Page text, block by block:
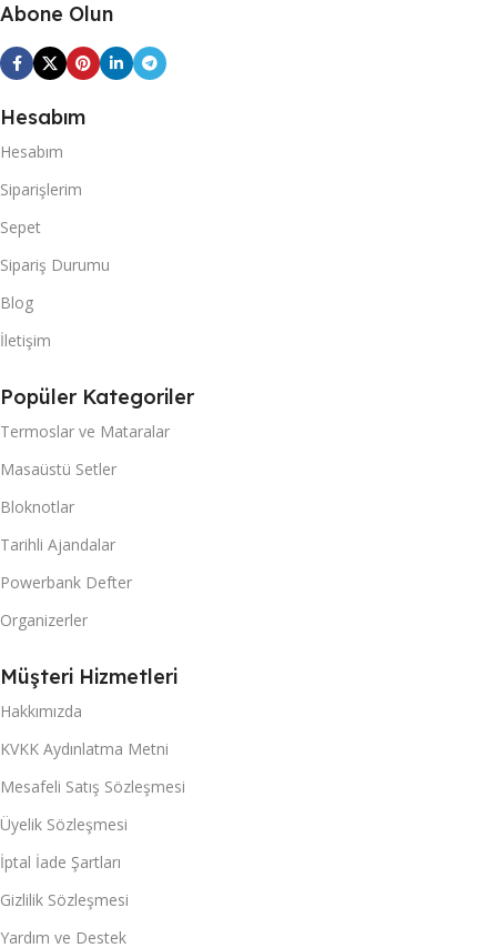
Abone Olun
Hesabım
Hesabım
Siparişlerim
Sepet
Sipariş Durumu
Blog
İletişim
Popüler Kategoriler
Termoslar ve Mataralar
Masaüstü Setler
Bloknotlar
Tarihli Ajandalar
Powerbank Defter
Organizerler
Müşteri Hizmetleri
Hakkımızda
KVKK Aydınlatma Metni
Mesafeli Satış Sözleşmesi
Üyelik Sözleşmesi
İptal İade Şartları
Gizlilik Sözleşmesi
Yardım ve Destek